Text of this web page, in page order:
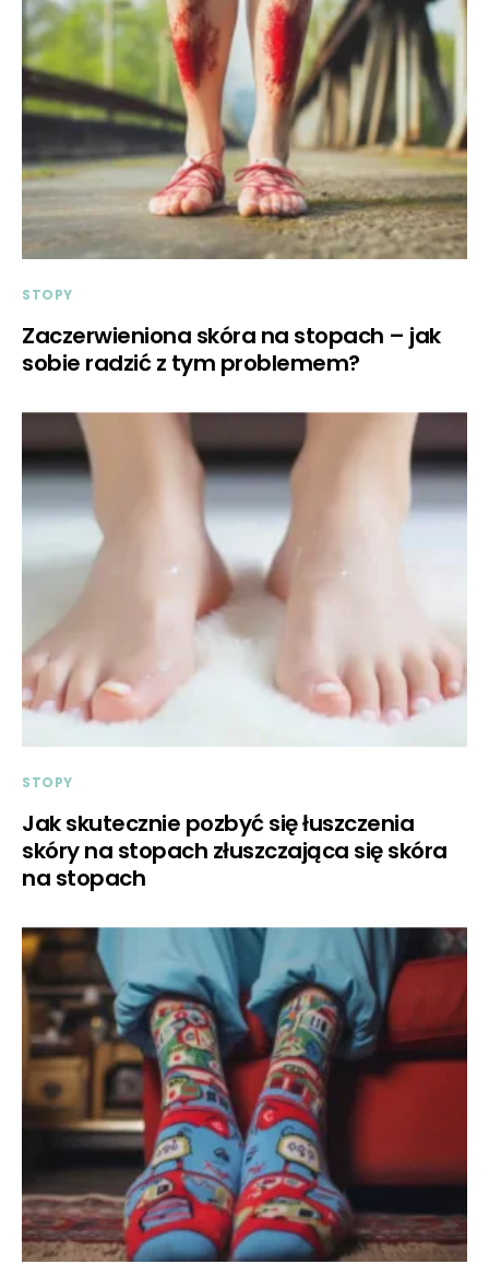
STOPY
Zaczerwieniona skóra na stopach – jak
sobie radzić z tym problemem?
STOPY
Jak skutecznie pozbyć się łuszczenia
skóry na stopach złuszczająca się skóra
na stopach